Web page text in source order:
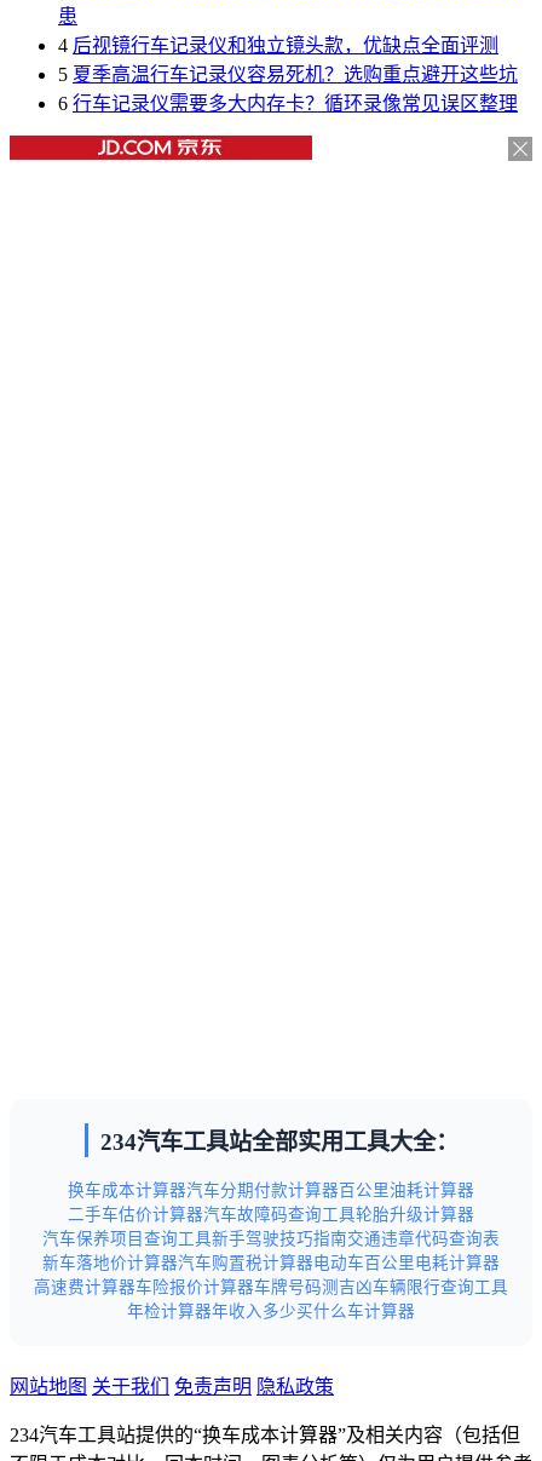
患
4 后视镜行车记录仪和独立镜头款，优缺点全面评测
5 夏季高温行车记录仪容易死机？选购重点避开这些坑
6 行车记录仪需要多大内存卡？循环录像常见误区整理
234汽车工具站全部实用工具大全：
换车成本计算器汽车分期付款计算器百公里油耗计算器
二手车估价计算器汽车故障码查询工具轮胎升级计算器
汽车保养项目查询工具新手驾驶技巧指南交通违章代码查询表
新车落地价计算器汽车购置税计算器电动车百公里电耗计算器
高速费计算器车险报价计算器车牌号码测吉凶车辆限行查询工具
年检计算器年收入多少买什么车计算器
网站地图 关于我们 免责声明 隐私政策
234汽车工具站提供的“换车成本计算器”及相关内容（包括但